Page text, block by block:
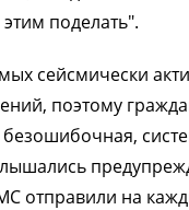
поделать".
сейсмически
поэтому
безошибочная,
отправили на